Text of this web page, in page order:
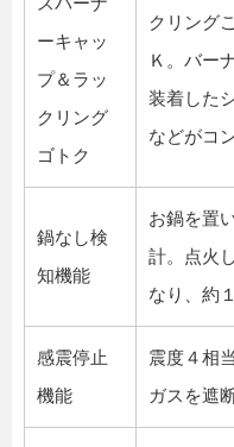
ーキャッ
プ＆ラッ
クリング
ゴトク
クリング
Ｋ。バー
装着した
などがコ
鍋なし検
知機能
お鍋を置
計。点火
なり、約
感震停止
機能
震度４相
ガスを遮